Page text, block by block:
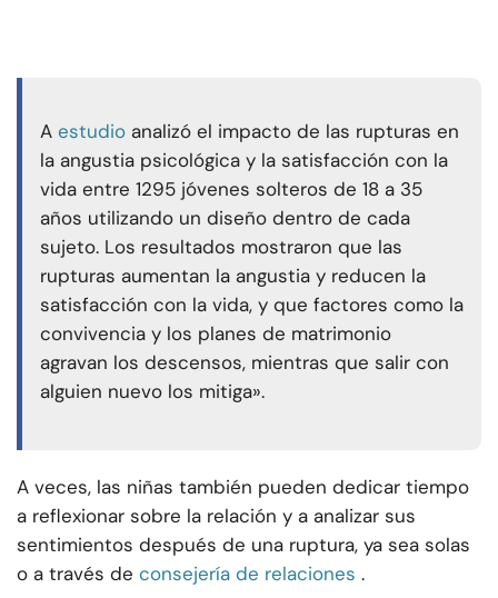
A estudio analizó el impacto de las rupturas en
la angustia psicológica y la satisfacción con la
vida entre 1295 jóvenes solteros de 18 a 35
años utilizando un diseño dentro de cada
sujeto. Los resultados mostraron que las
rupturas aumentan la angustia y reducen la
satisfacción con la vida, y que factores como la
convivencia y los planes de matrimonio
agravan los descensos, mientras que salir con
alguien nuevo los mitiga».
A veces, las niñas también pueden dedicar tiempo
a reflexionar sobre la relación y a analizar sus
sentimientos después de una ruptura, ya sea solas
o a través de consejería de relaciones .